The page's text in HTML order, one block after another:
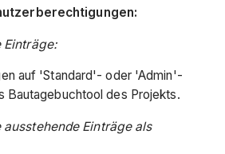
Einträge:
auf 'Standard'- oder 'Admin'-
Bautagebuchtool des Projekts.
ausstehende Einträge als